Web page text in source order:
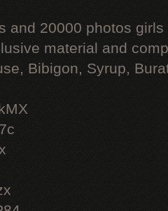
and 20000 photos
material and
Bibigon, Syrup,